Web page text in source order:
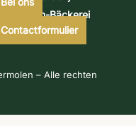
Mühlen-Bäckerei
– Alle rechten
Contactformulier